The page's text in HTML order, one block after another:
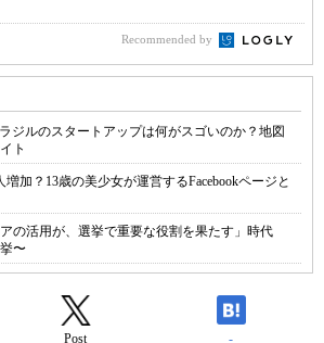
Recommended by
ジルのスタートアップは何がスゴいのか？地図
ト
増加？13歳の美少女が運営するFacebookページと
アの活用が、選挙で重要な役割を果たす」時代
〜
Post -